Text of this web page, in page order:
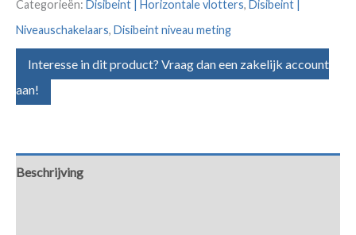
Categorieën: Disibeint | Horizontale vlotters, Disibeint |
Niveauschakelaars, Disibeint niveau meting
Interesse in dit product? Vraag dan een zakelijk account
aan!
Beschrijving